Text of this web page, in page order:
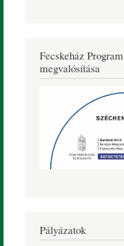
Fecskeház Program
megvalósítása
Pályázatok